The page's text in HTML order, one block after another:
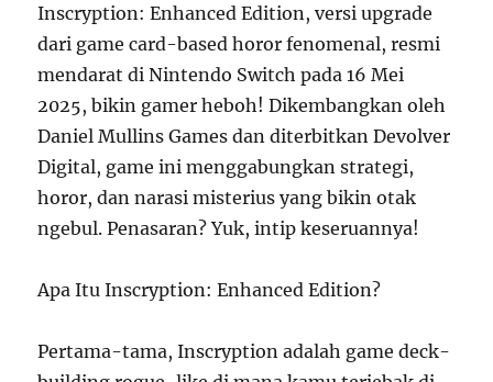
Inscryption: Enhanced Edition, versi upgrade
dari game card-based horor fenomenal, resmi
mendarat di Nintendo Switch pada 16 Mei
2025, bikin gamer heboh! Dikembangkan oleh
Daniel Mullins Games dan diterbitkan Devolver
Digital, game ini menggabungkan strategi,
horor, dan narasi misterius yang bikin otak
ngebul. Penasaran? Yuk, intip keseruannya!
Apa Itu Inscryption: Enhanced Edition?
Pertama-tama, Inscryption adalah game deck-